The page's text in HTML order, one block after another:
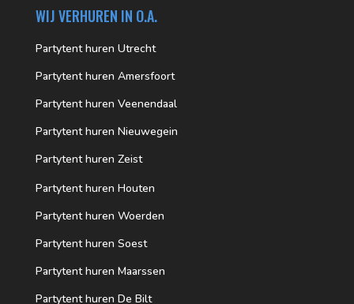
WIJ VERHUREN IN O.A.
Partytent huren Utrecht
Partytent huren Amersfoort
Partytent huren Veenendaal
Partytent huren Nieuwegein
Partytent huren Zeist
Partytent huren Houten
Partytent huren Woerden
Partytent huren Soest
Partytent huren Maarssen
Partytent huren De Bilt